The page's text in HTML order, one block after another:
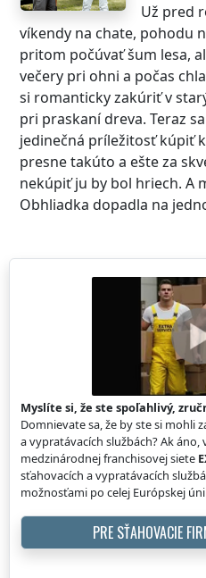
Už pred
víkendy na chate, pohodu
pritom počúvať šum lesa,
večery pri ohni a počas
si romanticky zakúriť v
pri praskaní dreva. Teraz
jedinečná príležitosť kúpiť
presne takúto a ešte za
nekúpiť ju by bol hriech. A
Obhliadka dopadla na
Myslíte si, že ste spoľahlivý,
Domnievate sa, že by ste si mohli
a vypratávacích službách? Ak
medzinárodnej franchisovej siete
sťahovacích a vypratávacích
možnosťami po celej Európskej
PRE SŤAHOVACIE